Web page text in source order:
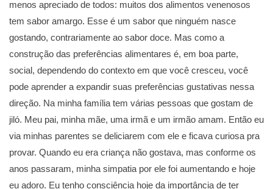
menos apreciado de todos: muitos dos alimentos venenosos
tem sabor amargo. Esse é um sabor que ninguém nasce
gostando, contrariamente ao sabor doce. Mas como a
construção das preferências alimentares é, em boa parte,
social, dependendo do contexto em que você cresceu, você
pode aprender a expandir suas preferências gustativas nessa
direção. Na minha família tem várias pessoas que gostam de
jiló. Meu pai, minha mãe, uma irmã e um irmão amam. Então eu
via minhas parentes se deliciarem com ele e ficava curiosa pra
provar. Quando eu era criança não gostava, mas conforme os
anos passaram, minha simpatia por ele foi aumentando e hoje
eu adoro. Eu tenho consciência hoje da importância de ter